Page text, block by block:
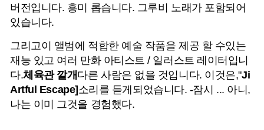
버전입니다. 흥미 롭습니다. 그루비 노래가 포함되어
있습니다.
그리고이 앨범에 적합한 예술 작품을 제공 할 수있는
재능 있고 여러 만화 아티스트 / 일러스트 레이터입니
다.체육관 깔개 다른 사람은 없을 것입니다. 이것은,"Ji
Artful Escape] 소리를 듣게되었습니다. -잠시 ... 아니,
나는 이미 그것을 경험했다.